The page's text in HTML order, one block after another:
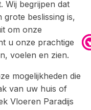
Wij begrijpen dat
grote beslissing is,
om onze
u onze prachtige
voelen en zien.
mogelijkheden die
van uw huis of
Vloeren Paradijs